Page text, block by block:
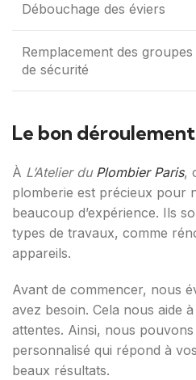
Débouchage des éviers
Remplacement des groupes
de sécurité
Le bon
À L’Atelier du Plombier Paris,
plomberie est précieux pour
beaucoup d’expérience. Ils
types de travaux, comme
appareils.
Avant de commencer, nous
avez besoin. Cela nous aide
attentes. Ainsi, nous
personnalisé qui répond à
beaux résultats.